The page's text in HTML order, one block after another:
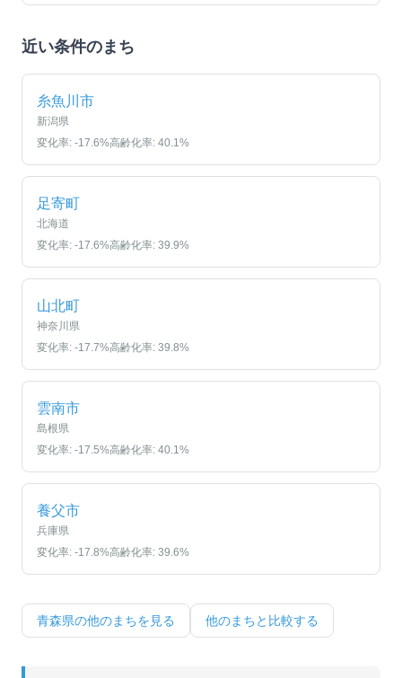
近い条件のまち
糸魚川市
新潟県
変化率: -17.6%高齢化率: 40.1%
足寄町
北海道
変化率: -17.6%高齢化率: 39.9%
山北町
神奈川県
変化率: -17.7%高齢化率: 39.8%
雲南市
島根県
変化率: -17.5%高齢化率: 40.1%
養父市
兵庫県
変化率: -17.8%高齢化率: 39.6%
青森県の他のまちを見る 他のまちと比較する